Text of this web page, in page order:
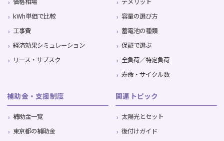
kWh単価で比較
工事費
経済効果シミュレーション
リース・サブスク
容量の選び方
蓄電池の種類
保証で選ぶ
全負荷／特定負荷
寿命・サイクル数
補助金・支援制度
補助金一覧
東京都の補助金
関連トピック
太陽光とセット
後付けガイド